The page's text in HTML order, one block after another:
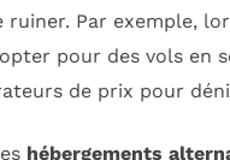
Par exemple,
pour des vols
de prix pour
hébergements